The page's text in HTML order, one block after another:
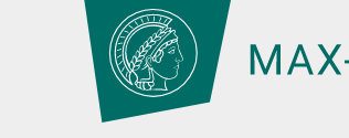
Hauptinhalt